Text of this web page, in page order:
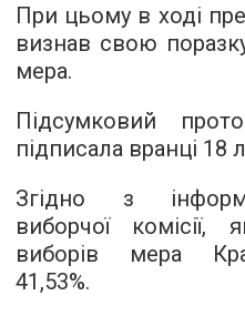
При цьому в ході
визнав свою
мера.
Підсумковий
підписала вранці 18
Згідно з
виборчої комісії,
виборів мера
41,53%.